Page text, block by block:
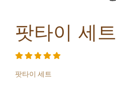
팟타이 세트
팟타이 세트